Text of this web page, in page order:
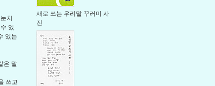
치
있
있는
은 말
쓰고
새로 쓰는 우리말 꾸러미 사
전